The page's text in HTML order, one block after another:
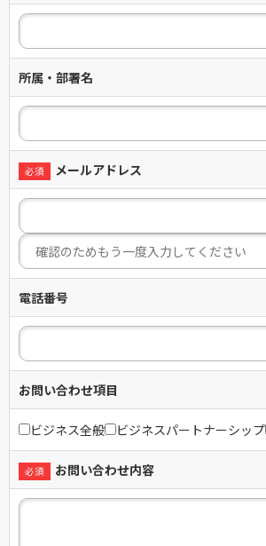
所属・部署名
メールアドレス
電話番号
お問い合わせ項目
ビジネス全般 ビジネスパートナーシップ
お問い合わせ内容